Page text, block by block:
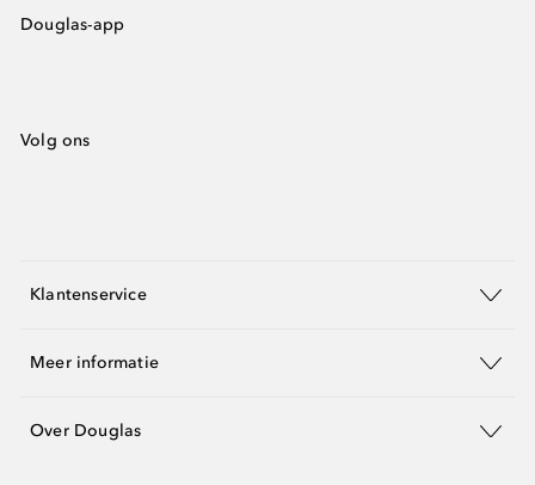
Douglas-app
Volg ons
Klantenservice
Meer informatie
Over Douglas